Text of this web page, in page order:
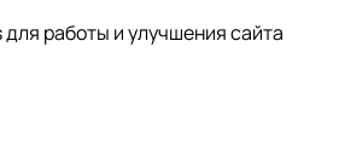
работы и улучшения сайта